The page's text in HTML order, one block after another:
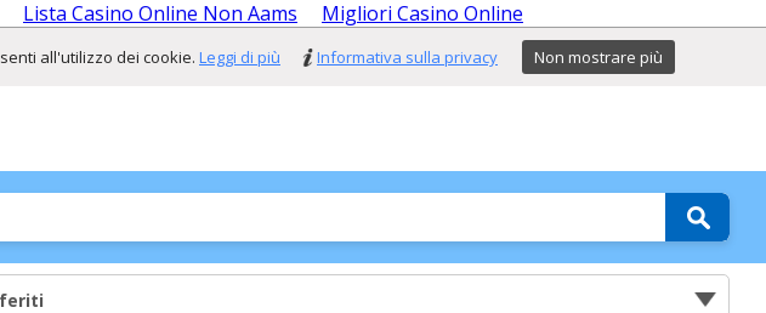
Lista Casino Online Non Aams Migliori Casino Online
all'utilizzo dei cookie. Leggi di più Informativa sulla privacy Non mostrare più